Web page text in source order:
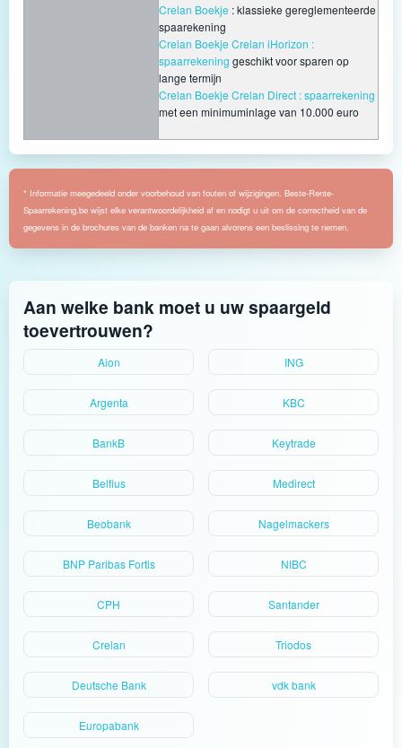
Crelan Boekje : klassieke gereglementeerde
spaarekening
Crelan Boekje Crelan iHorizon :
spaarrekening geschikt voor sparen op
lange termijn
Crelan Boekje Crelan Direct : spaarrekening
met een minimuminlage van 10.000 euro
* Informatie meegedeeld onder voorbehoud van fouten of wijzigingen. Beste-Rente-
Spaarrekening.be wijst elke verantwoordelijkheid af en nodigt u uit om de correctheid van de
gegevens in de brochures van de banken na te gaan alvorens een beslissing te nemen.
Aan welke bank moet u uw spaargeld
toevertrouwen?
Aion
Argenta
BankB
Belfius
Beobank
BNP Paribas Fortis
CPH
Crelan
Deutsche Bank
Europabank
ING
KBC
Keytrade
Medirect
Nagelmackers
NIBC
Santander
Triodos
vdk bank